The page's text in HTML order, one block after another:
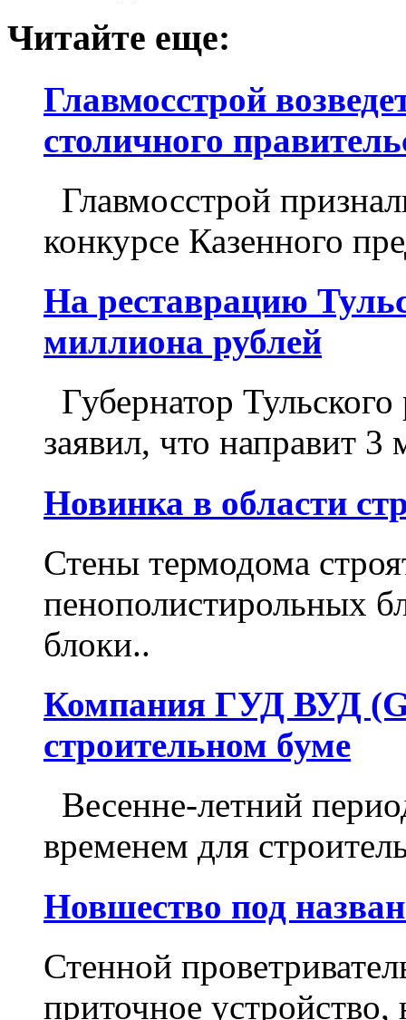
Читайте еще:
Главмосстрой
столичного
Главмосстрой
конкурсе Казенного
На реставрацию
миллиона рублей
Губернатор
заявил, что направит
Новинка в области
Стены термодома
пенополистирольных
блоки..
Компания ГУД ВУД
строительном буме
Весенне-летний
временем для
Новшество под
Стенной
приточное